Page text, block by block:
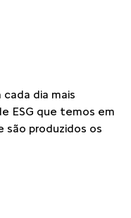
dia mais
ESG que temos em
são produzidos os